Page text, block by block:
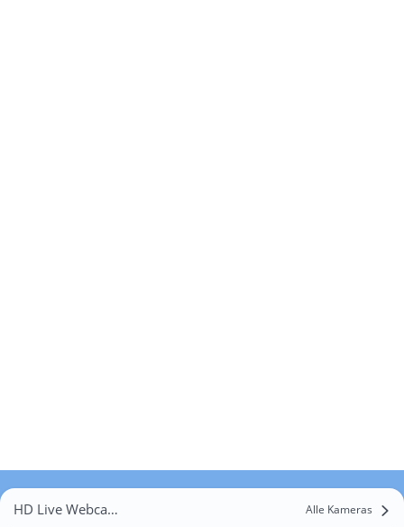
HD Live Webcams Soleuvre Alle Kameras